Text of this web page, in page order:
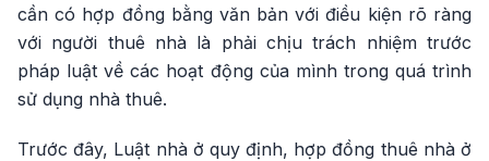
cần có hợp đồng bằng văn bản với điều kiện rõ ràng
với người thuê nhà là phải chịu trách nhiệm trước
pháp luật về các hoạt động của mình trong quá trình
sử dụng nhà thuê.
Trước đây, Luật nhà ở quy định, hợp đồng thuê nhà ở